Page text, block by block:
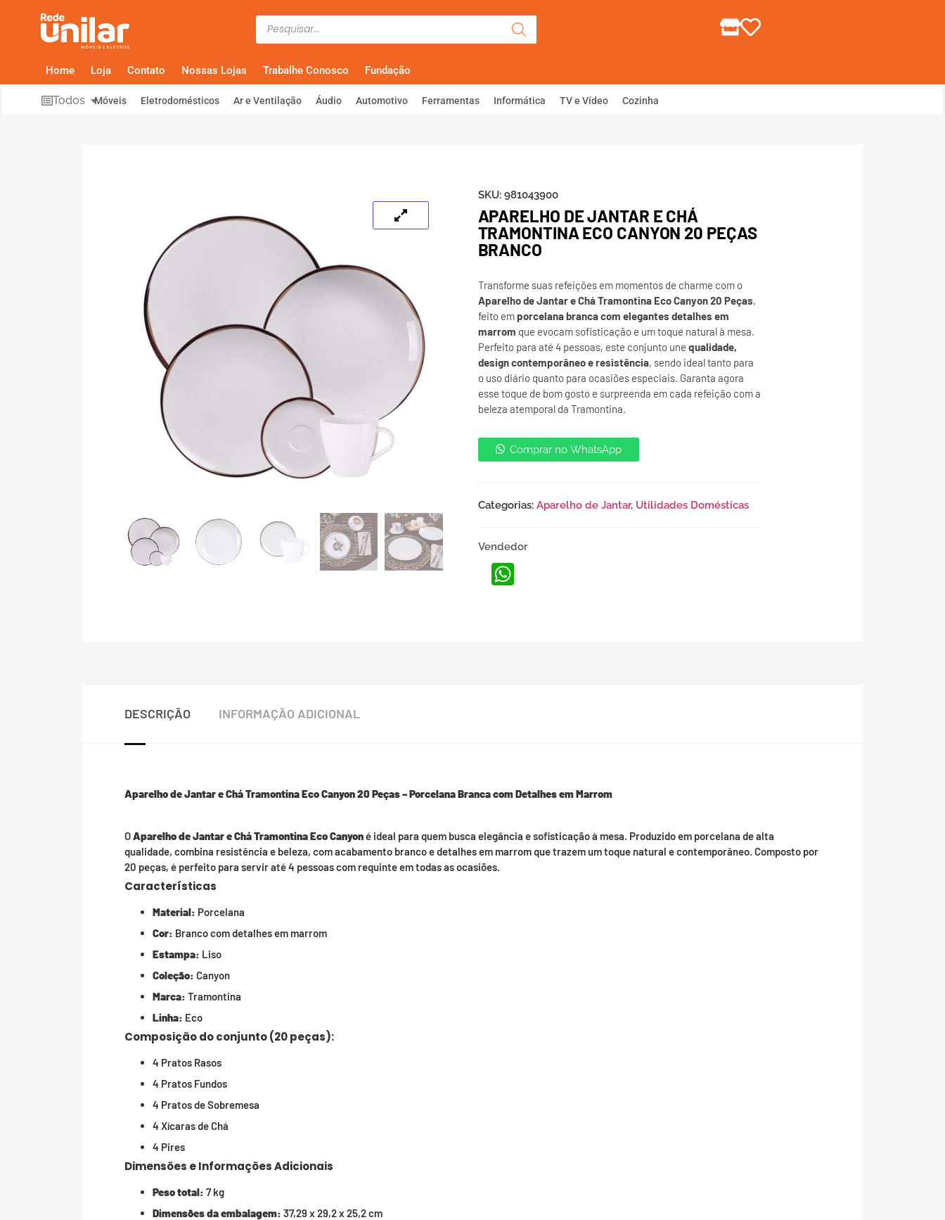
Olá, Faça Login ou Cadastre-se
Home Loja Contato Nossas Lojas Trabalhe Conosco Fundação
Todos Móveis Eletrodomésticos Ar e Ventilação Áudio Automotivo Ferramentas Informática TV e Vídeo Cozinha
SKU: 981043900
APARELHO DE JANTAR E CHÁ
TRAMONTINA ECO CANYON 20 PEÇAS
BRANCO
Transforme suas refeições em momentos de charme com o
Aparelho de Jantar e Chá Tramontina Eco Canyon 20 Peças,
feito emporcelana branca com elegantes detalhes em
marrom que evocam sofisticação e um toque natural à mesa.
Perfeito para até 4 pessoas, este conjunto une qualidade,
design contemporâneo e resistência, sendo ideal tanto para
o uso diário quanto para ocasiões especiais. Garanta agora
esse toque de bom gosto e surpreenda em cada refeição com a
beleza atemporal da Tramontina.
Comprar no WhatsApp
Categorias: Aparelho de Jantar, Utilidades Domésticas
Vendedor
WhatsApp
DESCRIÇÃO INFORMAÇÃO ADICIONAL
Aparelho de Jantar e Chá Tramontina Eco Canyon 20 Peças – Porcelana Branca com Detalhes em Marrom
OAparelho de Jantar e Chá Tramontina Eco Canyoné ideal para quem busca elegância e sofisticação à mesa. Produzido em porcelana de alta
qualidade, combina resistência e beleza, com acabamento branco e detalhes em marrom que trazem um toque natural e contemporâneo. Composto por
20 peças, é perfeito para servir até 4 pessoas com requinte em todas as ocasiões.
Características
Material: Porcelana
Cor: Branco com detalhes em marrom
Estampa: Liso
Coleção: Canyon
Marca: Tramontina
Linha: Eco
Composição do conjunto (20 peças):
4 Pratos Rasos
4 Pratos Fundos
4 Pratos de Sobremesa
4 Xícaras de Chá
4 Pires
Dimensões e Informações Adicionais
Peso total: 7 kg
Dimensões da embalagem: 37,29 x 29,2 x 25,2 cm